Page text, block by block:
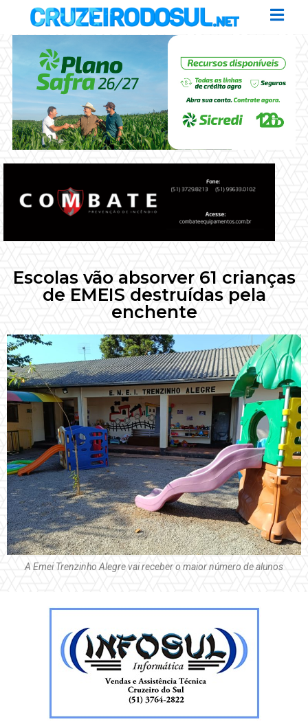
Escolas vão absorver 61 crianças
de EMEIS destruídas pela
enchente
A Emei Trenzinho Alegre vai receber o maior número de alunos